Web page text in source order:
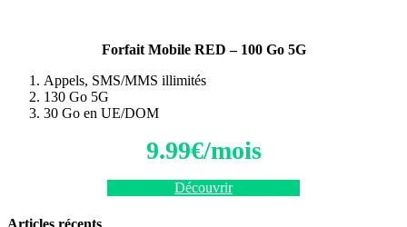
Forfait Mobile RED – 100 Go 5G
Appels, SMS/MMS illimités
130 Go 5G
30 Go en UE/DOM
9.99€/mois
Découvrir
Articles récents